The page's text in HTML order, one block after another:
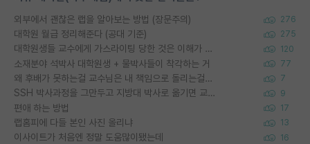
외부에서 괜찮은 랩을 알아보는 방법 (장문주의) 276
대학원 월급 정리해준다 (공대 기준) 275
대학원생들 교수에게 가스라이팅 당한 것은 이해가 갑니다. 안타깝네요. 120
소재분야 석박사 대학원생 + 물박사들이 착각하는 거 77
왜 후배가 못하는걸 교수님은 내 책임으로 돌리는걸까요? 7
SSH 박사과정을 그만두고 지방대 박사로 옮기면 교수의 꿈은 끝일까요? 9
편애 하는 방법 17
랩홈피에 다들 본인 사진 올리냐 13
이사이트가 처음엔 정말 도움많이됐는데 16